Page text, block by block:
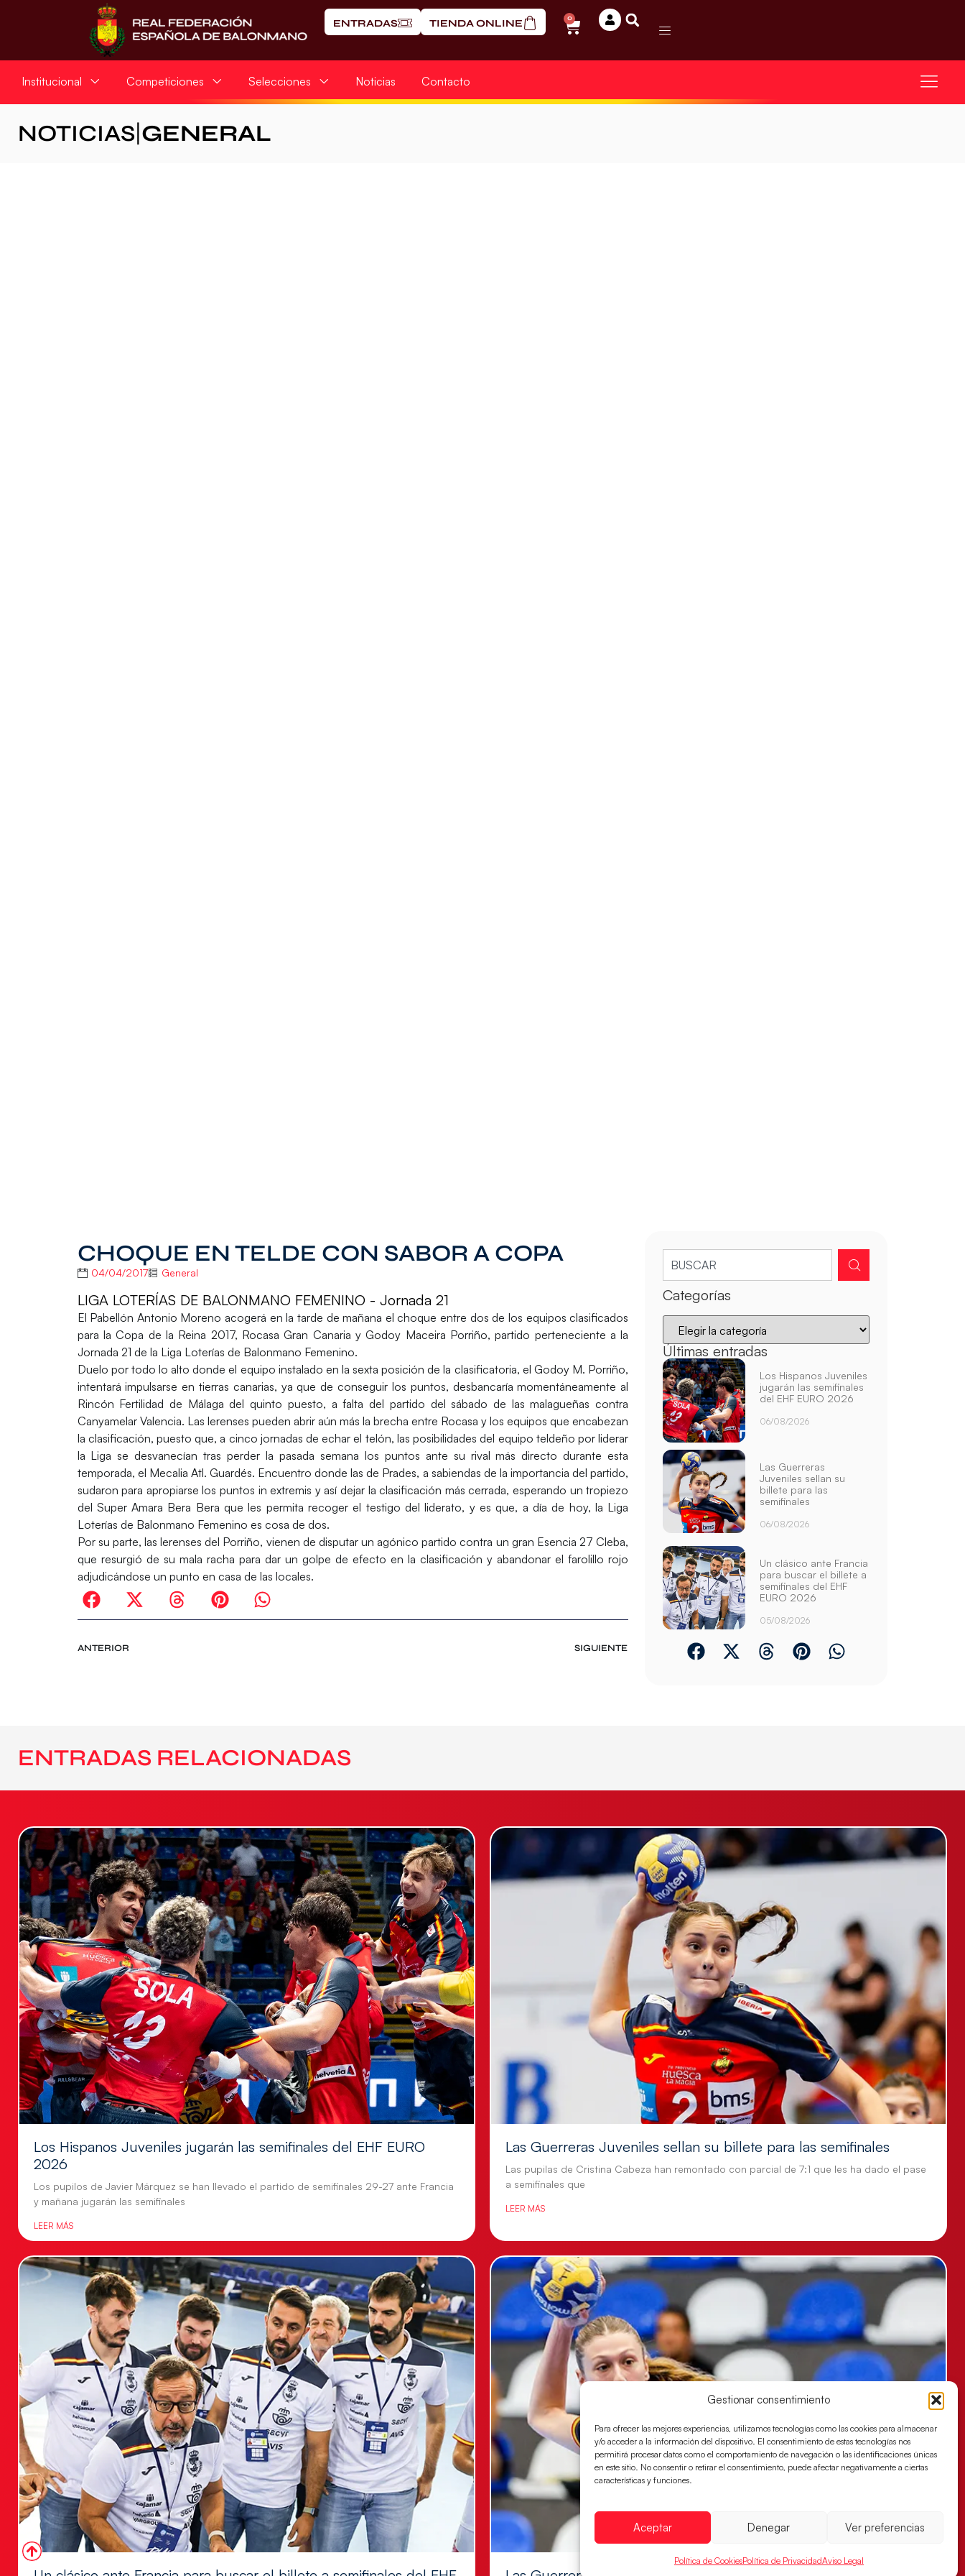
Gestionar consentimiento
Para ofrecer las mejores experiencias, utilizamos tecnologías como las cookies para almacenar
y/o acceder a la información del dispositivo. El consentimiento de estas tecnologías nos
permitirá procesar datos como el comportamiento de navegación o las identificaciones únicas
en este sitio. No consentir o retirar el consentimiento, puede afectar negativamente a ciertas
características y funciones.
Aceptar Denegar Ver preferencias
Política de CookiesPolítica de PrivacidadAviso Legal
ENTRADAS TIENDA ONLINE 0
Institucional Competiciones Selecciones Noticias Contacto
NOTICIAS GENERAL
CHOQUE EN TELDE CON SABOR A COPA
04/04/2017 General
LIGA LOTERÍAS DE BALONMANO FEMENINO - Jornada 21
El Pabellón Antonio Moreno acogerá en la tarde de mañana el choque entre dos de los equipos clasificados
para la Copa de la Reina 2017, Rocasa Gran Canaria yGodoy Maceira Porriño, partido perteneciente a la
Jornada 21 de la Liga Loterías de Balonmano Femenino.
Duelo por todo lo alto donde el equipo instalado en la sexta posición de la clasificatoria, el Godoy M. Porriño,
intentará impulsarse en tierras canarias, ya que de conseguir los puntos, desbancaría momentáneamente al
Rincón Fertilidad de Málaga del quinto puesto, a falta del partido del sábado de las malagueñas contra
Canyamelar Valencia. Las lerenses pueden abrir aún más la brecha entre Rocasa y los equipos que encabezan
la clasificación, puesto que, a cinco jornadas de echar el telón, las posibilidades del equipo teldeño por liderar
la Liga se desvanecían tras perder la pasada semana los puntos ante su rival más directo durante esta
temporada, el Mecalia Atl. Guardés. Encuentro donde las de Prades, a sabiendas de la importancia del partido,
sudaron para apropiarse los puntos in extremis y así dejar la clasificación más cerrada, esperando un tropiezo
del Super Amara Bera Bera que les permita recoger el testigo del liderato, y es que, a día de hoy, la Liga
Loterías de Balonmano Femenino es cosa de dos.
Por su parte, las lerenses del Porriño, vienen de disputar un agónico partido contra un gran Esencia 27 Cleba,
que resurgió de su mala racha para dar un golpe de efecto en la clasificación y abandonar el farolillo rojo
adjudicándose un punto en casa de las locales.
ANTERIOR SIGUIENTE
Categorías
Últimas entradas
Los Hispanos Juveniles
jugarán las semifinales
del EHF EURO 2026
06/08/2026
Las Guerreras
Juveniles sellan su
billete para las
semifinales
06/08/2026
Un clásico ante Francia
para buscar el billete a
semifinales del EHF
EURO 2026
05/08/2026
ENTRADAS RELACIONADAS
Los Hispanos Juveniles jugarán las semifinales del EHF EURO
2026
Los pupilos de Javier Márquez se han llevado el partido de semifinales 29-27 ante Francia
y mañana jugarán las semifinales
LEER MÁS
Las Guerreras Juveniles sellan su billete para las semifinales
Las pupilas de Cristina Cabeza han remontado con parcial de 7:1 que les ha dado el pase
a semifinales que
LEER MÁS